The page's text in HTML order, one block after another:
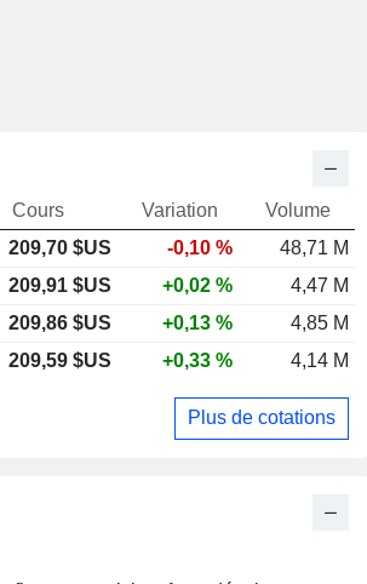
Cours Variation
Volume
209,70 $US -0,10 %
48,71 M
209,91 $US +0,02 %
4,47 M
209,86 $US +0,13 %
4,85 M
209,59 $US +0,33 % 4,14 M
Plus de cotations